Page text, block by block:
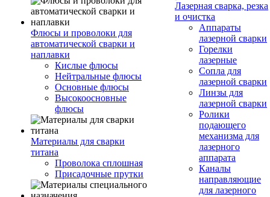
Флюсы и проволоки для
автоматической сварки и
наплавки
Кислые флюсы
Нейтральные флюсы
Основные флюсы
Высокоосновные
флюсы
Материалы для сварки
титана
Проволока сплошная
Присадочные прутки
Лазерная сварка, резка
и очистка
Аппараты
лазерной сварки
Горелки
лазерные
Сопла для
лазерной сварки
Линзы для
лазерной сварки
Ролики
подающего
механизма для
лазерного
аппарата
Каналы
направляющие
для лазерного